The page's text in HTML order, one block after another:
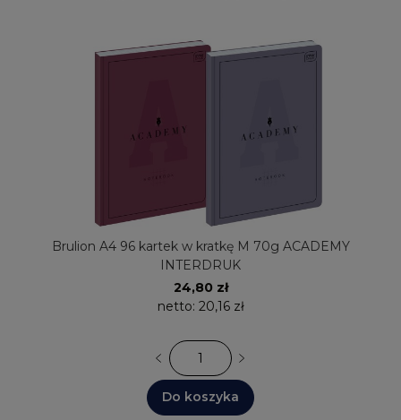
Brulion A4 96 kartek w kratkę M 70g ACADEMY
INTERDRUK
24,80 zł
netto: 20,16 zł
Do koszyka